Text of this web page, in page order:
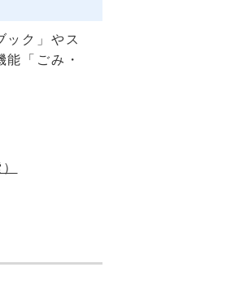
ック」やス
「ごみ・